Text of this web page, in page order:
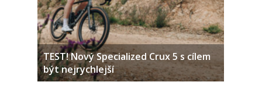
TEST! Nový Specialized Crux 5 s cílem
být nejrychlejší